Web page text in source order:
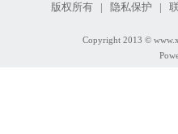
版权所有 | 隐私保护 |
Copyright 2013 ©